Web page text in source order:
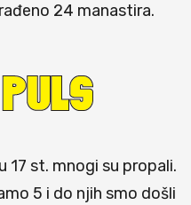
24 manastira.
17 st. mnogi su propali.
5 i do njih smo došli